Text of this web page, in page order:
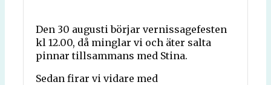
Den 30 augusti börjar vernissagefesten
kl 12.00, då minglar vi och äter salta
pinnar tillsammans med Stina.
Sedan firar vi vidare med